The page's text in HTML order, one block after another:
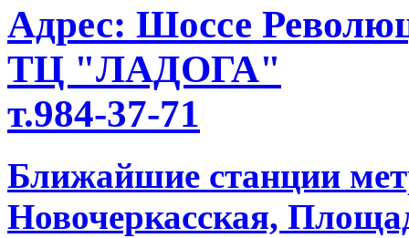
Адрес: Шоссе
ТЦ "ЛАДОГА"
т.984-37-71
Ближайшие станции
Новочеркасская,